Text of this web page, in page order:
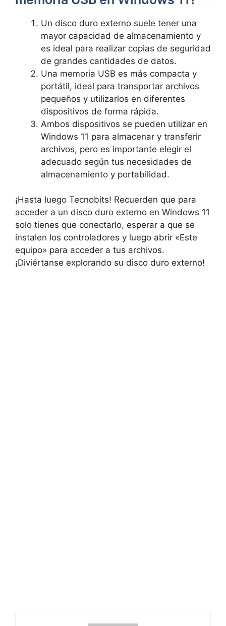
Un disco duro externo suele tener una
mayor capacidad de almacenamiento y
es ideal para realizar copias de seguridad
de grandes cantidades de datos.
Una memoria USB es más compacta y
portátil, ideal para transportar archivos
pequeños y utilizarlos en diferentes
dispositivos de forma rápida.
Ambos dispositivos se pueden utilizar en
Windows 11 para almacenar y transferir
archivos, pero es importante elegir el
adecuado según tus necesidades de
almacenamiento y portabilidad.
¡Hasta luego Tecnobits! Recuerden que para
acceder a un disco duro externo en Windows 11
solo tienes que conectarlo, esperar a que se
instalen los controladores y luego abrir «Este
equipo» para acceder a tus archivos.
¡Diviértanse explorando su disco duro externo!